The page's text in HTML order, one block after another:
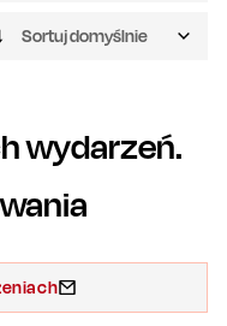
Sortuj domyślnie
wydarzeń.